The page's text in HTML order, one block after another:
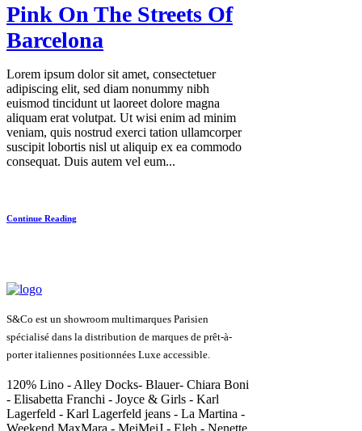
Pink On The Streets Of
Barcelona
Lorem ipsum dolor sit amet, consectetuer
adipiscing elit, sed diam nonummy nibh
euismod tincidunt ut laoreet dolore magna
aliquam erat volutpat. Ut wisi enim ad minim
veniam, quis nostrud exerci tation ullamcorper
suscipit lobortis nisl ut aliquip ex ea commodo
consequat. Duis autem vel eum...
Continue Reading
S&Co est un showroom multimarques Parisien
spécialisé dans la distribution de marques de prêt-à-
porter italiennes positionnées Luxe accessible.
120% Lino - Alley Docks- Blauer- Chiara Boni
- Elisabetta Franchi - Joyce & Girls - Karl
Lagerfeld - Karl Lagerfeld jeans - La Martina -
Weekend MaxMara - MeiMeiJ - Eleh - Nenette